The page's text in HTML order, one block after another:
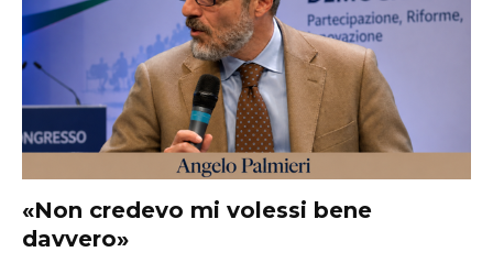
«Non credevo mi volessi bene
davvero»